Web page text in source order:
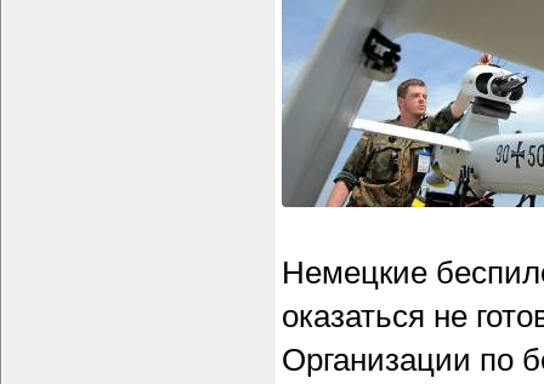
Немецкие
оказаться не
Организации по